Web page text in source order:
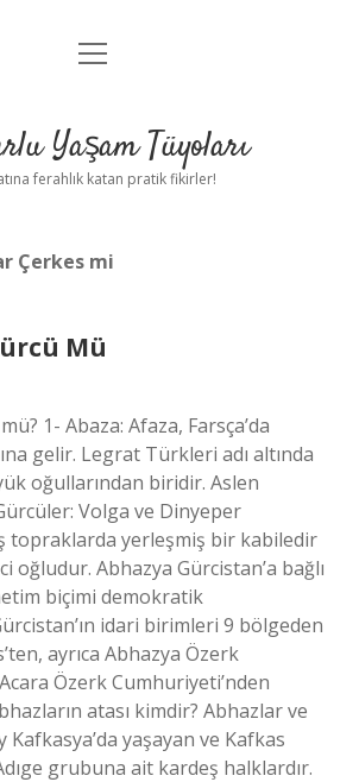
Anasayfa
Yasal Uyarı
menüyü
Yaşam Tüyoları
ferahlık katan pratik fikirler!
Çerkes mi
Mü
1- Abaza: Afaza, Farsça’da
gelir. Legrat Türkleri adı altında
oğullarından biridir. Aslen
Volga ve Dinyeper
topraklarda yerleşmiş bir kabiledir
oğludur. Abhazya Gürcistan’a bağlı
biçimi demokratik
idari birimleri 9 bölgeden
ayrıca Abhazya Özerk
Özerk Cumhuriyeti’nden
atası kimdir? Abhazlar ve
Kafkasya’da yaşayan ve Kafkas
grubuna ait kardeş halklardır.